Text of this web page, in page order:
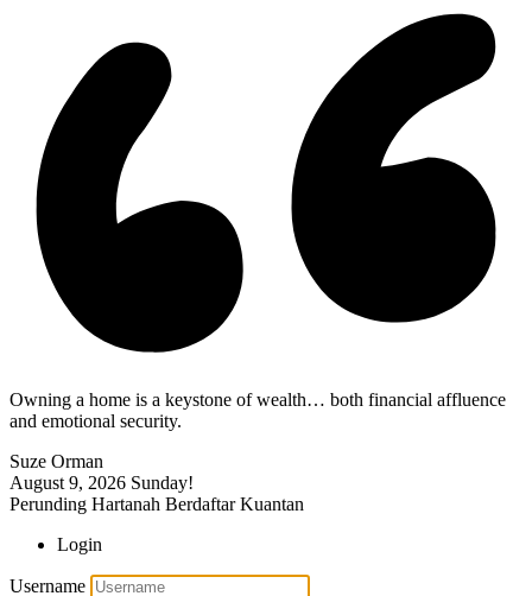
Owning a home is a keystone of wealth… both financial affluence
and emotional security.
Suze Orman
August 9, 2026 Sunday!
Perunding Hartanah Berdaftar Kuantan
Login
Username